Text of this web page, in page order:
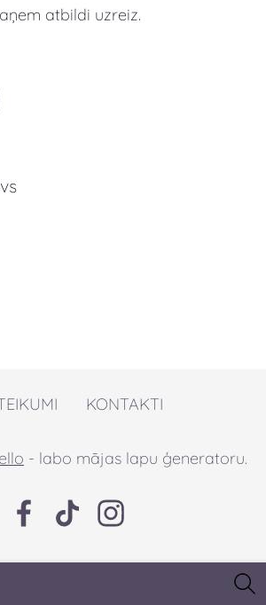
atbildi uzreiz.
KONTAKTI
- labo mājas lapu ģeneratoru.